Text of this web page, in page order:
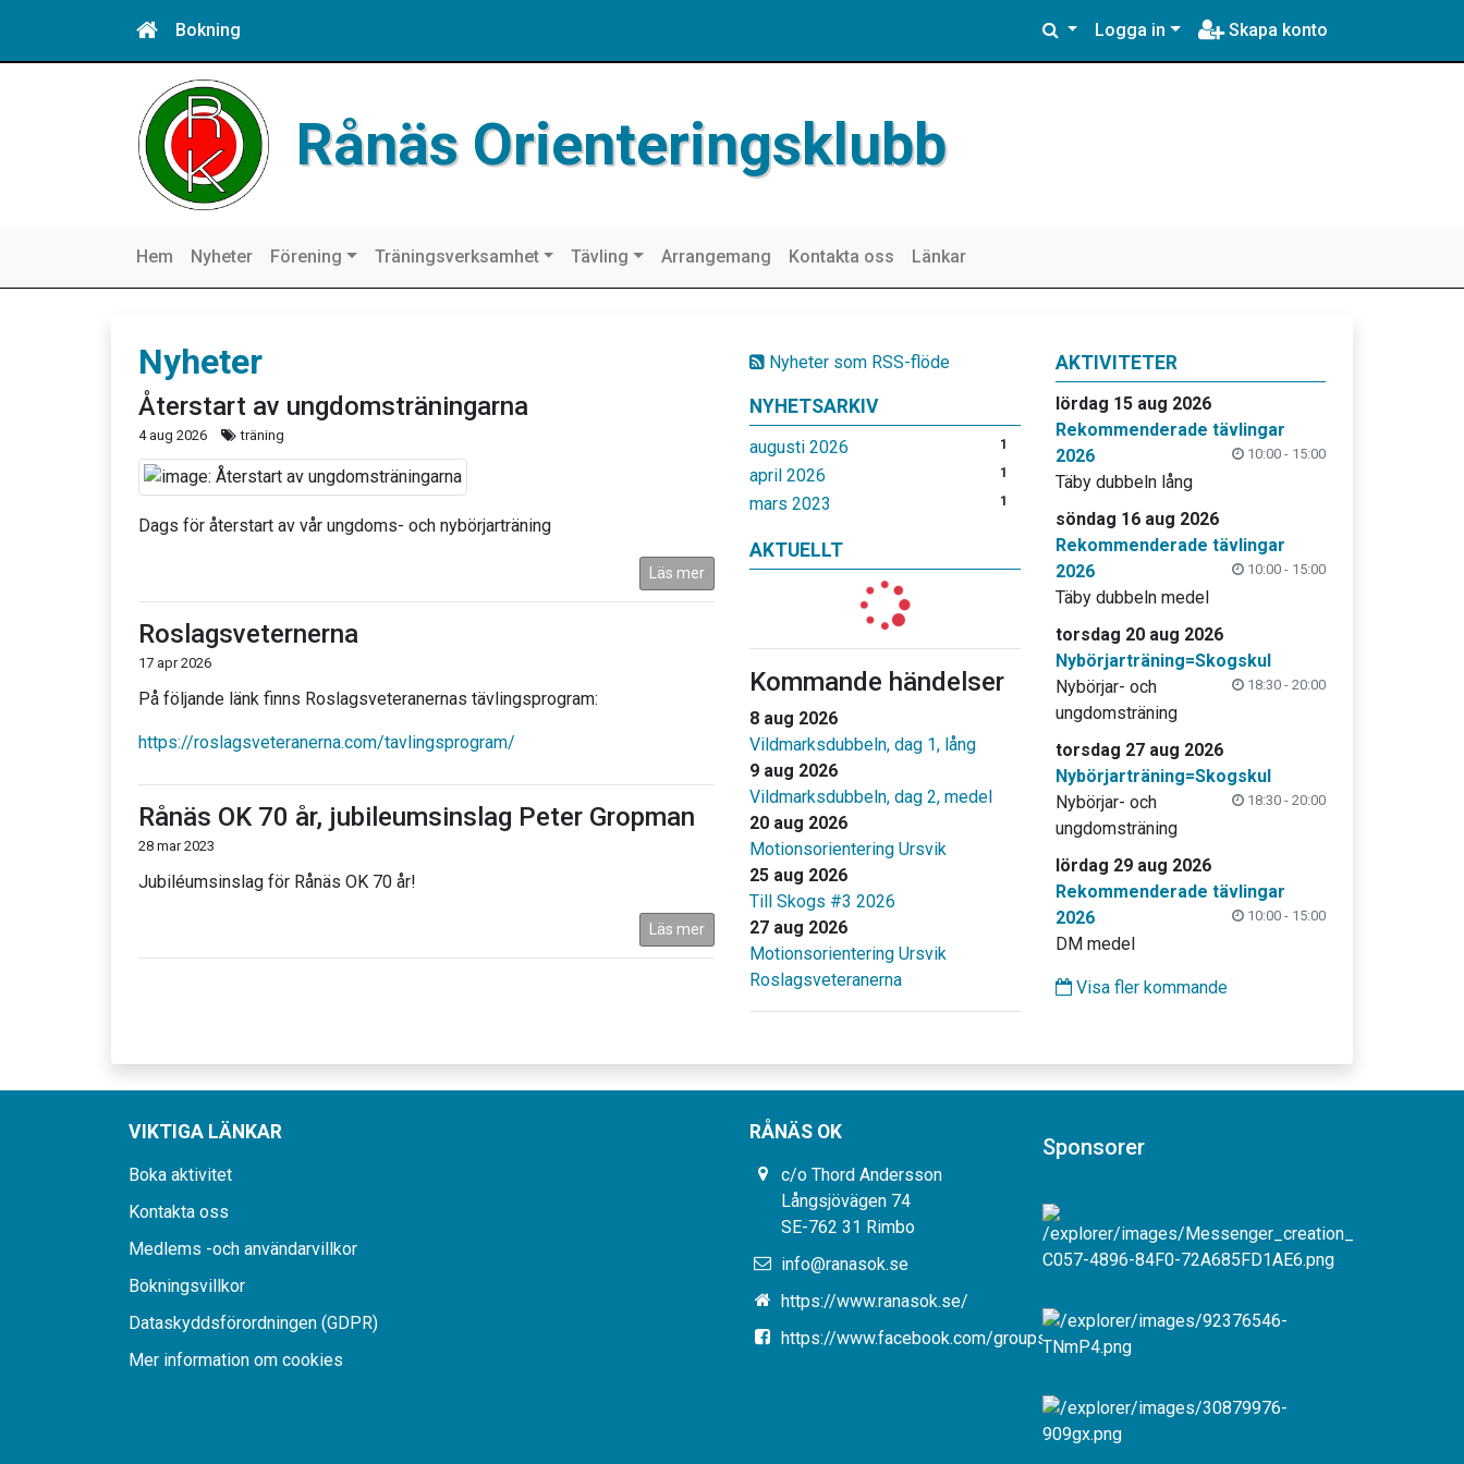
Bokning Logga in Skapa konto
Rånäs Orienteringsklubb
Hem Nyheter Förening Träningsverksamhet Tävling Arrangemang Kontakta oss Länkar
Nyheter som RSS-flöde
NYHETSARKIV
augusti 2026 1
april 2026 1
mars 2023 1
AKTUELLT
Kommande händelser
8 aug 2026
Vildmarksdubbeln, dag 1, lång
9 aug 2026
Vildmarksdubbeln, dag 2, medel
20 aug 2026
Motionsorientering Ursvik
25 aug 2026
Till Skogs #3 2026
27 aug 2026
Motionsorientering Ursvik
Roslagsveteranerna
Nyheter
Återstart av ungdomsträningarna
4 aug 2026 träning
Dags för återstart av vår ungdoms- och nybörjarträning
Läs mer
Roslagsveternerna
17 apr 2026
På följande länk finns Roslagsveteranernas tävlingsprogram:
https://roslagsveteranerna.com/tavlingsprogram/
Rånäs OK 70 år, jubileumsinslag Peter Gropman
28 mar 2023
Jubiléumsinslag för Rånäs OK 70 år!
Läs mer
AKTIVITETER
lördag 15 aug 2026
Rekommenderade tävlingar
2026
10:00 - 15:00
Täby dubbeln lång
söndag 16 aug 2026
Rekommenderade tävlingar
2026
10:00 - 15:00
Täby dubbeln medel
torsdag 20 aug 2026
Nybörjarträning=Skogskul
18:30 - 20:00
Nybörjar- och
ungdomsträning
torsdag 27 aug 2026
Nybörjarträning=Skogskul
18:30 - 20:00
Nybörjar- och
ungdomsträning
lördag 29 aug 2026
Rekommenderade tävlingar
2026
10:00 - 15:00
DM medel
Visa fler kommande
VIKTIGA LÄNKAR
Boka aktivitet
Kontakta oss
Medlems -och användarvillkor
Bokningsvillkor
Dataskyddsförordningen (GDPR)
Mer information om cookies
RÅNÄS OK
c/o Thord Andersson
Långsjövägen 74
SE-762 31 Rimbo
info@ranasok.se
https://www.ranasok.se/
https://www.facebook.com/groups/331765426880858
Sponsorer